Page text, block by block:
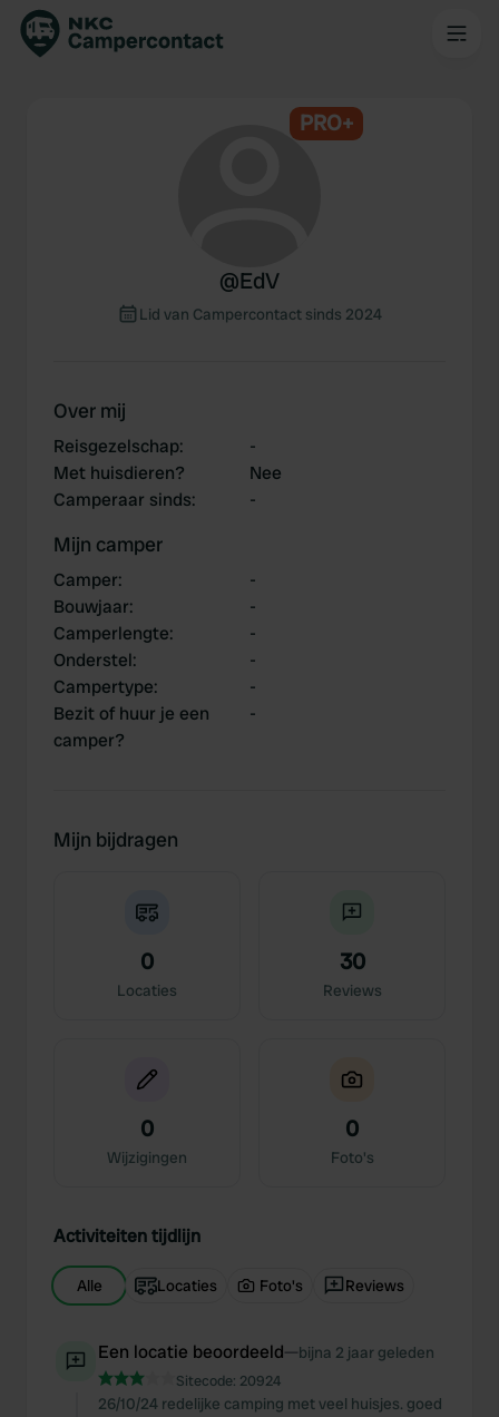
PRO+
@EdV
Lid van Campercontact sinds 2024
Over mij
Reisgezelschap:
-
Met huisdieren?
Nee
Camperaar sinds: -
Mijn camper
Camper:
-
Bouwjaar:
-
Camperlengte:
-
Onderstel:
-
Campertype:
-
Bezit of huur je een
camper?
-
Mijn bijdragen
0
Locaties
30
Reviews
0
Wijzigingen
0
Foto's
Activiteiten tijdlijn
Alle Locaties Foto's Reviews
Een locatie beoordeeld—bijna 2 jaar geleden
Sitecode: 20924
26/10/24 redelijke camping met veel huisjes. goed